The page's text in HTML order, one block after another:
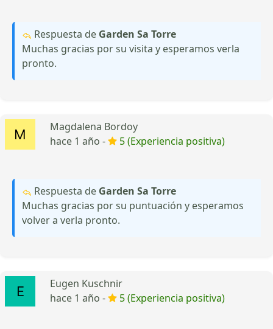
Respuesta de Garden Sa Torre
Muchas gracias por su visita y esperamos verla
pronto.
Magdalena Bordoy
hace 1 año -
5 (Experiencia positiva)
Respuesta de Garden Sa Torre
Muchas gracias por su puntuación y esperamos
volver a verla pronto.
Eugen Kuschnir
hace 1 año -
5 (Experiencia positiva)